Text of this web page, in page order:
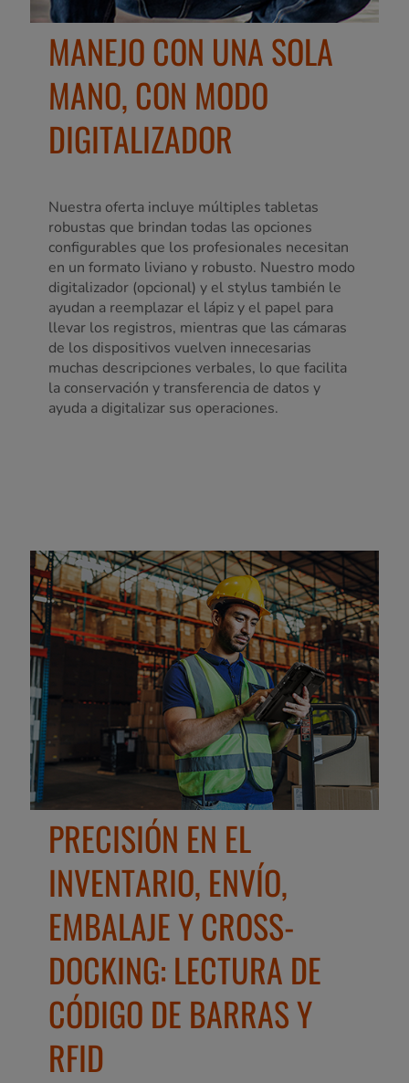
MANEJO CON UNA SOLA
MANO, CON MODO
DIGITALIZADOR
Nuestra oferta incluye múltiples tabletas
robustas que brindan todas las opciones
configurables que los profesionales necesitan
en un formato liviano y robusto. Nuestro modo
digitalizador (opcional) y el stylus también le
ayudan a reemplazar el lápiz y el papel para
llevar los registros, mientras que las cámaras
de los dispositivos vuelven innecesarias
muchas descripciones verbales, lo que facilita
la conservación y transferencia de datos y
ayuda a digitalizar sus operaciones.
PRECISIÓN EN EL
INVENTARIO, ENVÍO,
EMBALAJE Y CROSS-
DOCKING: LECTURA DE
CÓDIGO DE BARRAS Y
RFID